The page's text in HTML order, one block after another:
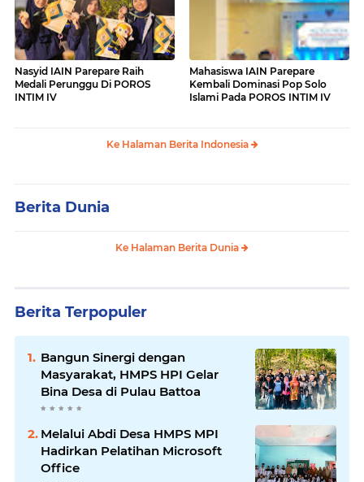
Nasyid IAIN Parepare Raih
Medali Perunggu Di POROS
INTIM IV
Mahasiswa IAIN Parepare
Kembali Dominasi Pop Solo
Islami Pada POROS INTIM IV
Ke Halaman Berita Indonesia
Berita Dunia
Ke Halaman Berita Dunia
Berita Terpopuler
Bangun Sinergi dengan
Masyarakat, HMPS HPI Gelar
Bina Desa di Pulau Battoa
Melalui Abdi Desa HMPS MPI
Hadirkan Pelatihan Microsoft
Office